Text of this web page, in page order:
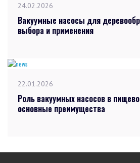
24.02.2026
Вакуумные насосы для
выбора и применения
22.01.2026
Роль вакуумных насосов в
основные преимущества